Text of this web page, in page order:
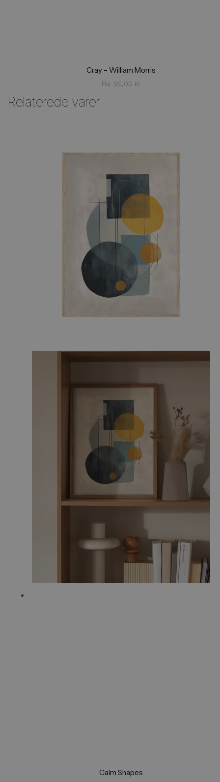
Cray – William Morris
Fra 99,00 kr.
Relaterede varer
Calm Shapes